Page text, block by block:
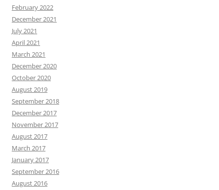
February 2022
December 2021
July 2021
April 2021
March 2021
December 2020
October 2020
August 2019
September 2018
December 2017
November 2017
August 2017
March 2017
January 2017
September 2016
August 2016